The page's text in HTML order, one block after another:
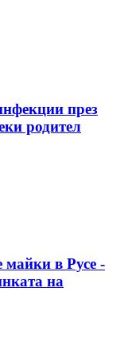
през
родител
майки в Русе -
на